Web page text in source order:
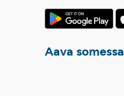
Aava somessa